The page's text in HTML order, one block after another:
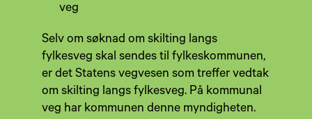
veg
Selv om søknad om skilting langs
fylkesveg skal sendes til fylkeskommunen,
er det Statens vegvesen som treffer vedtak
om skilting langs fylkesveg. På kommunal
veg har kommunen denne myndigheten.